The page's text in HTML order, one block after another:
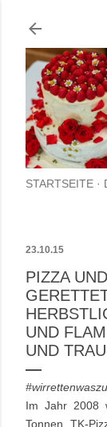
STARTSEITE
23.10.15
PIZZA
UND
UND
Im Jahr 2008
Tonnen TK-